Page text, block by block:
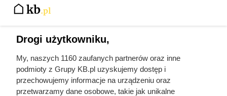
dolnego źródła w parowniku.
Drogi użytkowniku,
My, naszych 1160 zaufanych partnerów oraz inne
podmioty z Grupy KB.pl uzyskujemy dostęp i
przechowujemy informacje na urządzeniu oraz
przetwarzamy dane osobowe, takie jak unikalne